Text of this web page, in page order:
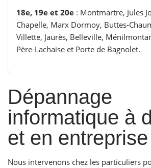
18e, 19e et 20e : Montmartre, Jules
Chapelle, Marx Dormoy, Buttes-
Villette, Jaurès, Belleville,
Père-Lachaise et Porte de Bagnolet.
Dépannage
informatique à
et en
Nous intervenons chez les particuliers